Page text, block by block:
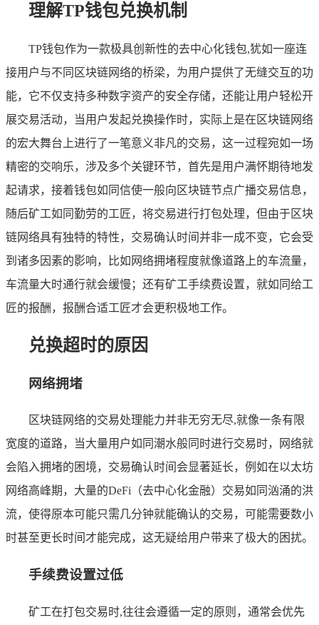
理解TP钱包兑换机制
TP钱包作为一款极具创新性的去中心化钱包,犹如一座连
接用户与不同区块链网络的桥梁，为用户提供了无缝交互的功
能，它不仅支持多种数字资产的安全存储，还能让用户轻松开
展交易活动，当用户发起兑换操作时，实际上是在区块链网络
的宏大舞台上进行了一笔意义非凡的交易，这一过程宛如一场
精密的交响乐，涉及多个关键环节，首先是用户满怀期待地发
起请求，接着钱包如同信使一般向区块链节点广播交易信息，
随后矿工如同勤劳的工匠，将交易进行打包处理，但由于区块
链网络具有独特的特性，交易确认时间并非一成不变，它会受
到诸多因素的影响，比如网络拥堵程度就像道路上的车流量，
车流量大时通行就会缓慢；还有矿工手续费设置，就如同给工
匠的报酬，报酬合适工匠才会更积极地工作。
兑换超时的原因
网络拥堵
区块链网络的交易处理能力并非无穷无尽,就像一条有限
宽度的道路，当大量用户如同潮水般同时进行交易时，网络就
会陷入拥堵的困境，交易确认时间会显著延长，例如在以太坊
网络高峰期，大量的DeFi（去中心化金融）交易如同汹涌的洪
流，使得原本可能只需几分钟就能确认的交易，可能需要数小
时甚至更长时间才能完成，这无疑给用户带来了极大的困扰。
手续费设置过低
矿工在打包交易时,往往会遵循一定的原则，通常会优先